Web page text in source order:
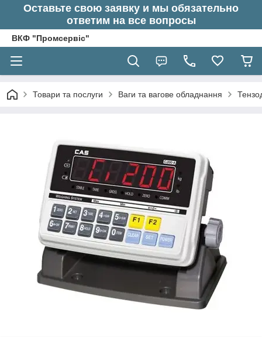
Оставьте свою заявку и мы обязательно
ответим на все вопросы
ВКФ "Промсервіс"
Товари та послуги Ваги та вагове обладнання